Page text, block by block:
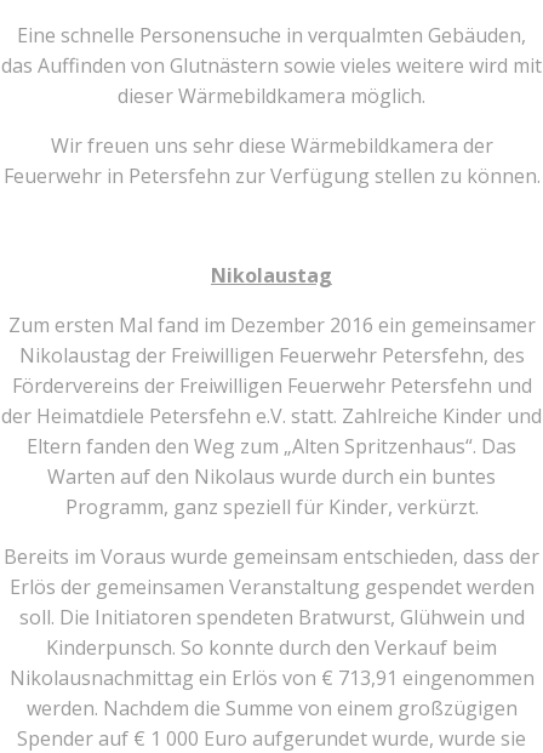
Eine schnelle Personensuche in verqualmten Gebäuden,
das Auffinden von Glutnästern sowie vieles weitere wird mit
dieser Wärmebildkamera möglich.
Wir freuen uns sehr diese Wärmebildkamera der
Feuerwehr in Petersfehn zur Verfügung stellen zu können.
Nikolaustag
Zum ersten Mal fand im Dezember 2016 ein gemeinsamer
Nikolaustag der Freiwilligen Feuerwehr Petersfehn, des
Fördervereins der Freiwilligen Feuerwehr Petersfehn und
der Heimatdiele Petersfehn e.V. statt. Zahlreiche Kinder und
Eltern fanden den Weg zum „Alten Spritzenhaus“. Das
Warten auf den Nikolaus wurde durch ein buntes
Programm, ganz speziell für Kinder, verkürzt.
Bereits im Voraus wurde gemeinsam entschieden, dass der
Erlös der gemeinsamen Veranstaltung gespendet werden
soll. Die Initiatoren spendeten Bratwurst, Glühwein und
Kinderpunsch. So konnte durch den Verkauf beim
Nikolausnachmittag ein Erlös von € 713,91 eingenommen
werden. Nachdem die Summe von einem großzügigen
Spender auf € 1 000 Euro aufgerundet wurde, wurde sie